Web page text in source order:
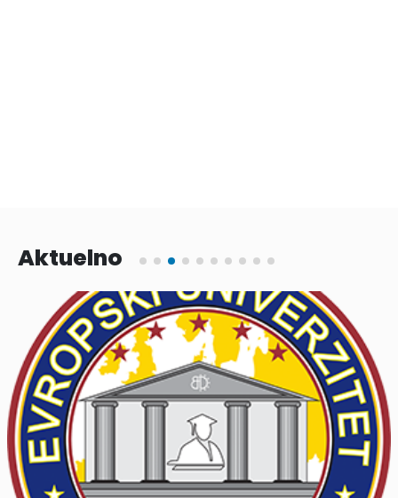
Aktuelno